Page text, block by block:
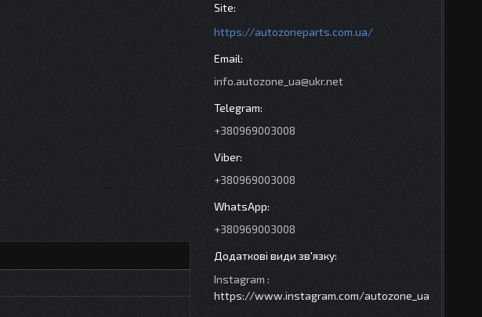
https://autozoneparts.com.ua/
info.autozone_ua@ukr.net
+380969003008
+380969003008
+380969003008
Instagram
https://www.instagram.com/autozone_ua